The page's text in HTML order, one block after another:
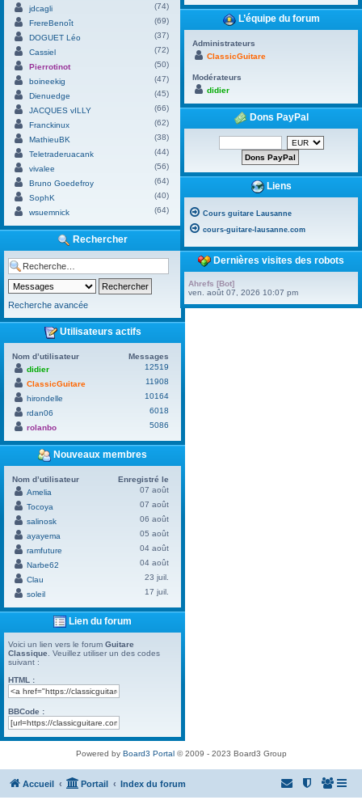
jdcagli
(74)
FrereBenoît
(69)
DOGUET Léo
(37)
Cassiel
(72)
Pierrotinot
(50)
boineekig
(47)
Dienuedge
(45)
JACQUES vILLY
(66)
Franckinux
(62)
MathieuBK
(38)
Teletraderuacank
(44)
vivalee
(56)
Bruno Goedefroy
(64)
SophK
(40)
wsuemnick
(64)
Rechercher
Recherche avancée
Utilisateurs actifs
Nom d’utilisateur
Messages
didier
12519
ClassicGuitare
11908
hirondelle
10164
rdan06
6018
rolanbo
5086
Nouveaux membres
Nom d’utilisateur
Enregistré le
Amelia
07 août
Tocoya
07 août
salinosk
06 août
ayayema
05 août
ramfuture
04 août
Narbe62
04 août
Clau
23 juil.
soleil
17 juil.
Lien du forum
Voici un lien vers le forum Guitare
Classique . Veuillez utiliser un des codes
suivant :
HTML :
BBCode :
L’équipe du forum
Administrateurs
ClassicGuitare
Modérateurs
didier
Dons PayPal
Liens
Cours guitare Lausanne
cours-guitare-lausanne.com
Dernières visites des robots
Ahrefs [Bot]
ven. août 07, 2026 10:07 pm
Powered by Board3 Portal© 2009 - 2023 Board3 Group
Accueil Portail Index du forum